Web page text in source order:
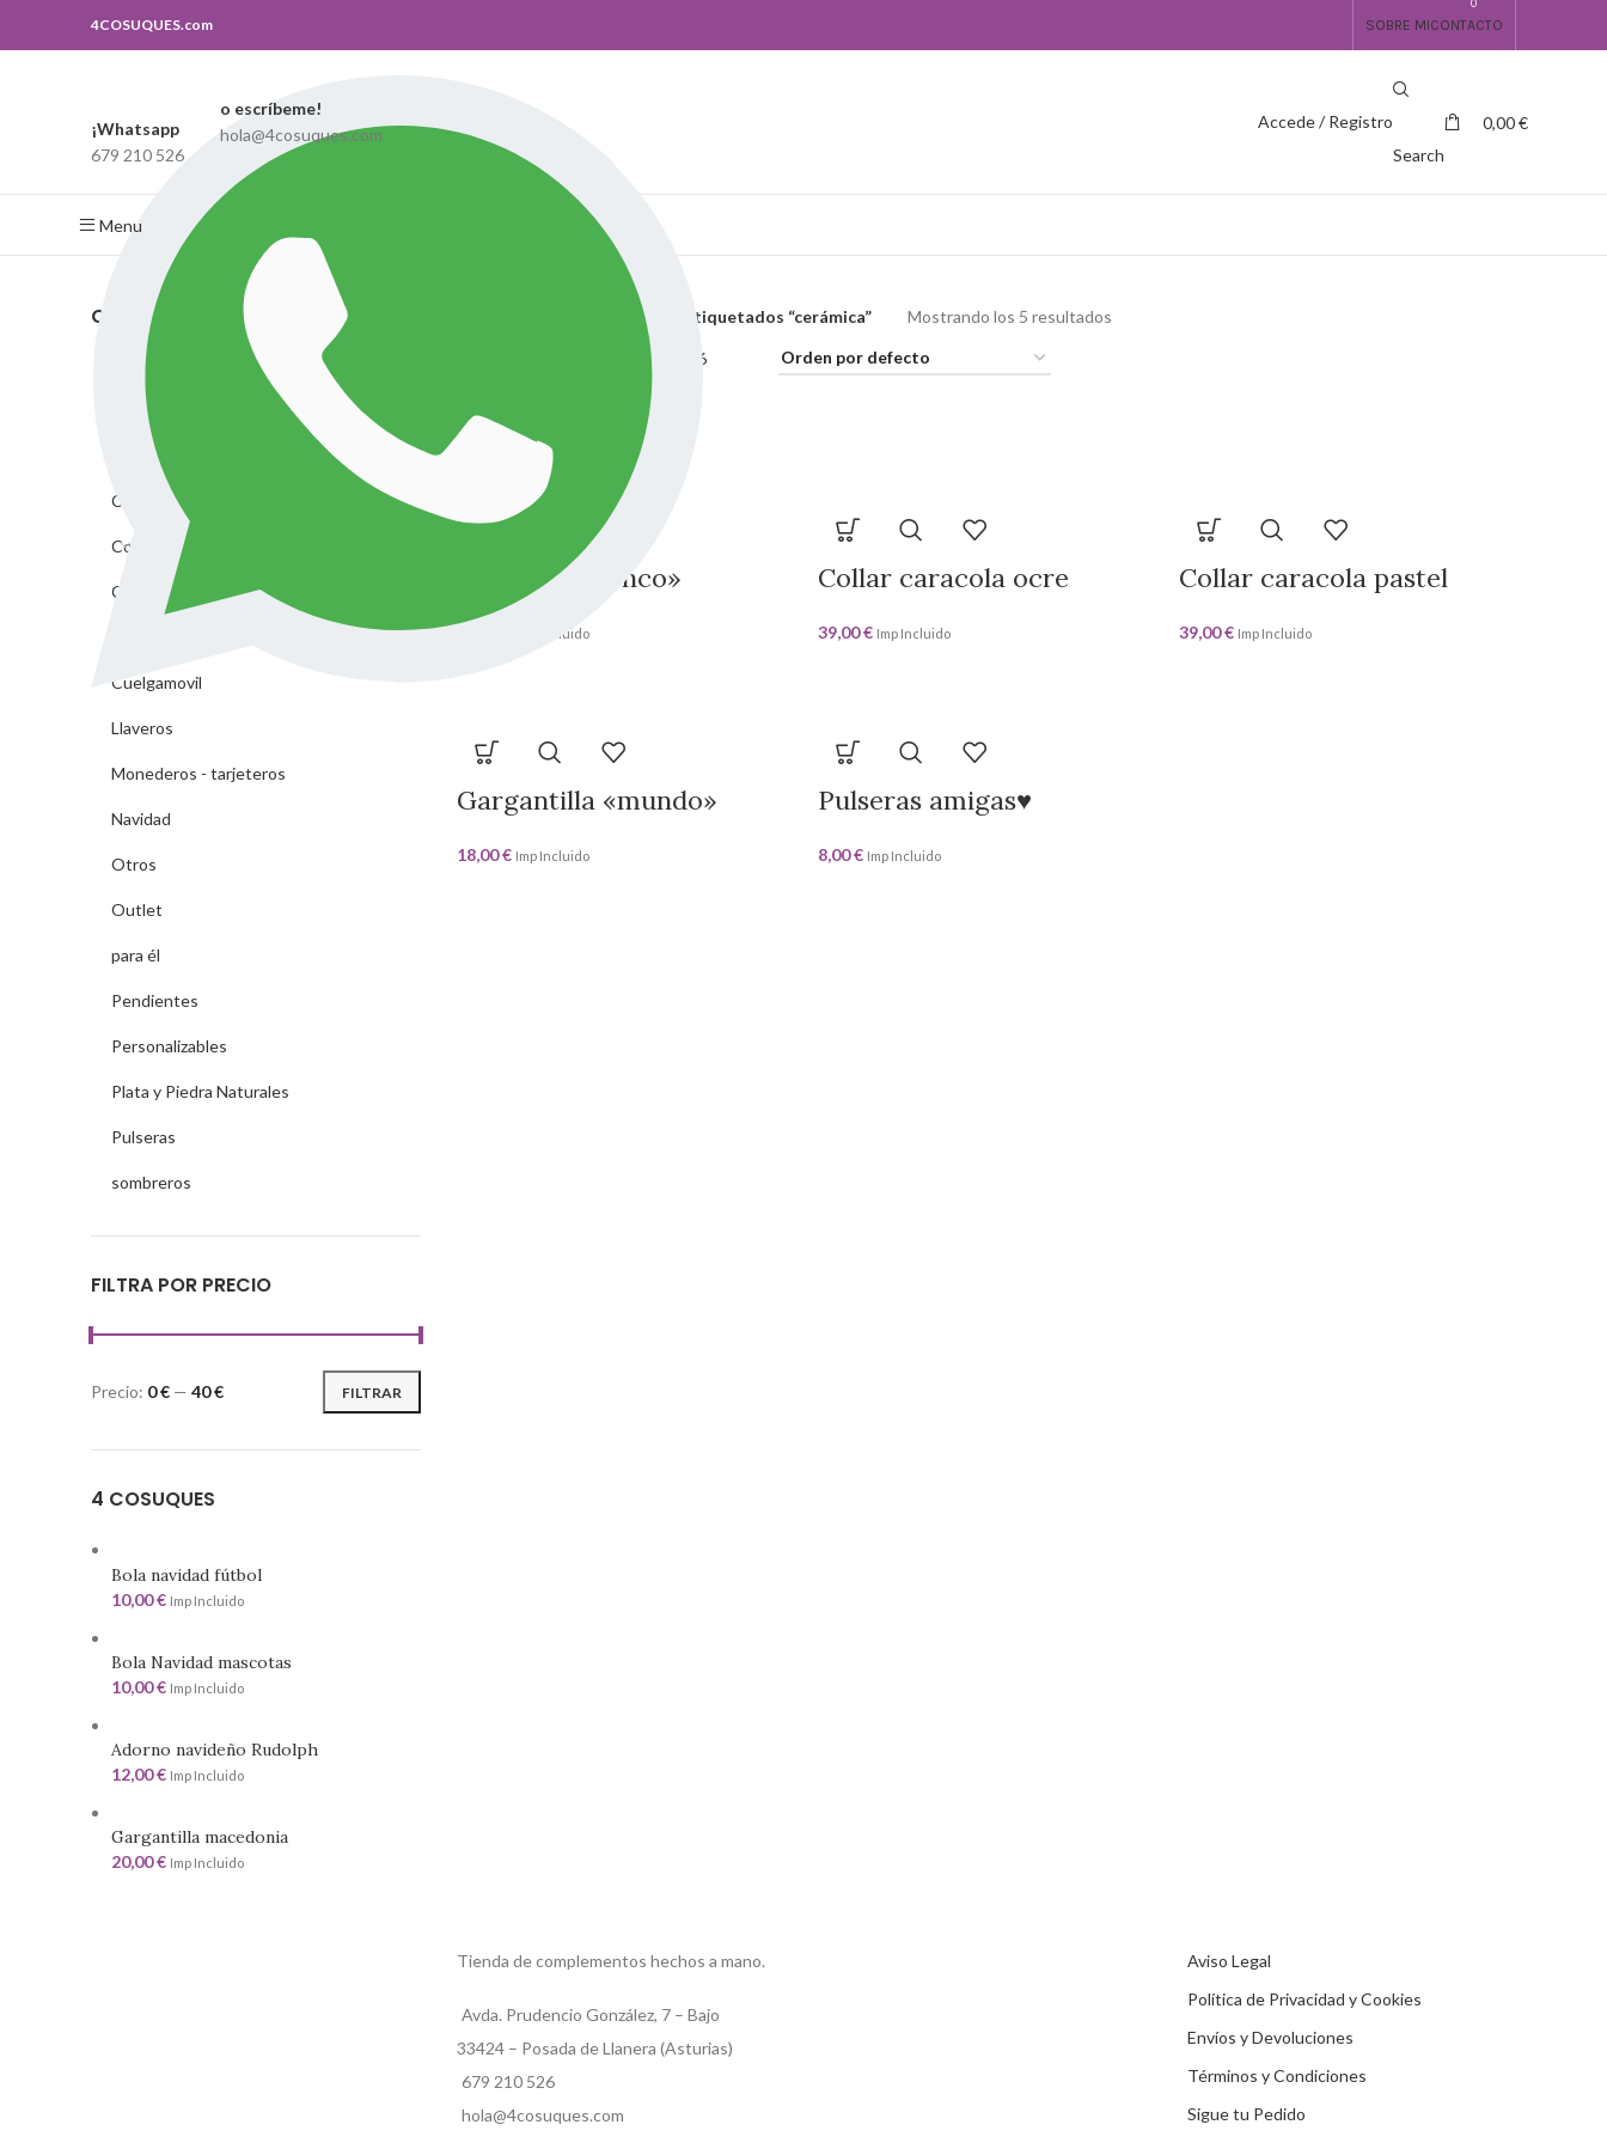
4COSUQUES.com SOBRE MICONTACTO
¡Whatsapp
679 210 526
o escríbeme!
hola@4cosuques.com
Accede / Registro
Search
0
0,00€
Menu
CATEGORIAS
Anillos
Bolso-cartera
Bolsos
Collares
Complementos Fiesta
Cuelga Gafas/Mascarillas
Cuelgamovil
Llaveros
Monederos - tarjeteros
Navidad
Otros
Outlet
para él
Pendientes
Personalizables
Plata y Piedra Naturales
Pulseras
sombreros
FILTRA POR PRECIO
FILTRAR
Precio: 0 € — 40 €
4 COSUQUES
Bola navidad fútbol
10,00€ Imp Incluido
Bola Navidad mascotas
10,00€ Imp Incluido
Adorno navideño Rudolph
12,00€ Imp Incluido
Gargantilla macedonia
20,00€ Imp Incluido
Productos etiquetados “cerámica” Mostrando los 5 resultados
Ver 36
Collar «flamenco»
Imp Incluido
Collar caracola ocre
39,00€ Imp Incluido
Collar caracola pastel
39,00€ Imp Incluido
Gargantilla «mundo»
18,00€ Imp Incluido
Pulseras amigas♥️
8,00€ Imp Incluido
Tienda de complementos hechos a mano.
Avda. Prudencio González, 7 – Bajo
33424 – Posada de Llanera (Asturias)
679 210 526
hola@4cosuques.com
Aviso Legal
Política de Privacidad y Cookies
Envíos y Devoluciones
Términos y Condiciones
Sigue tu Pedido
Escribe lo que buscas, y si no lo encuentras puedes contactar con nosotros!